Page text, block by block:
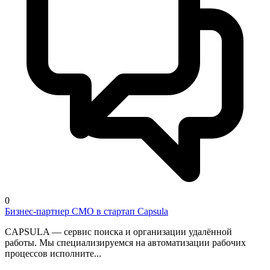
0
Бизнес-партнер CMO в стартап Capsula
CAPSULA — сервис поиска и организации удалённой
работы. Мы специализируемся на автоматизации рабочих
процессов исполните...